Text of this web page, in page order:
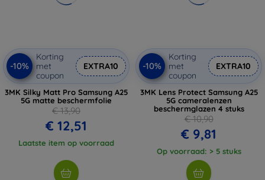
-10%
Korting
met
coupon
EXTRA10
3MK Silky Matt Pro Samsung A25
5G matte beschermfolie
€ 13,90
€ 12,51
Laatste item op voorraad
-10%
Korting
met
coupon
EXTRA10
3MK Lens Protect Samsung A25
5G cameralenzen
beschermglazen 4 stuks
€ 10,90
€ 9,81
Op voorraad: > 5 stuks